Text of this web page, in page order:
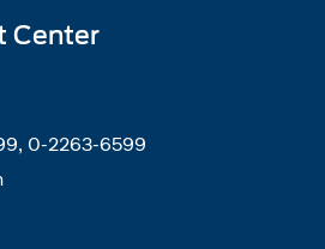
Center
0-2263-6599